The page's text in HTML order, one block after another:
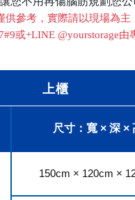
供參考，實際請以現場為主
或+LINE @yourstorage由
上櫃
尺寸：寬 × 深 ×
150cm × 120cm ×